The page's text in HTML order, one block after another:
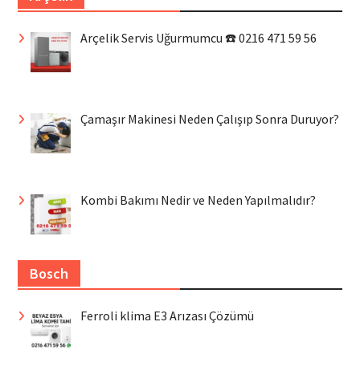
Arçelik Servis Uğurmumcu ☎️ 0216 471 59 56
Çamaşır Makinesi Neden Çalışıp Sonra Duruyor?
Kombi Bakımı Nedir ve Neden Yapılmalıdır?
Bosch
Ferroli klima E3 Arızası Çözümü